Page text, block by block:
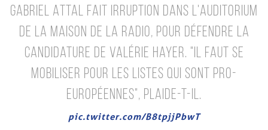
Gabriel Attal fait irruption dans l'auditorium
de la Maison de la radio, pour défendre la
candidature de Valérie Hayer. "Il faut se
mobiliser pour les listes qui sont pro-
européennes", plaide-t-il.
pic.twitter.com/B8tpjjPbwT